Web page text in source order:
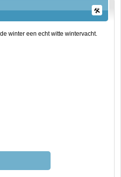
winter een echt witte wintervacht.